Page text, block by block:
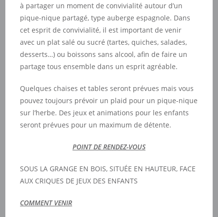
à partager un moment de convivialité autour d’un
pique-nique partagé, type auberge espagnole. Dans
cet esprit de convivialité, il est important de venir
avec un plat salé ou sucré (tartes, quiches, salades,
desserts…) ou boissons sans alcool, afin de faire un
partage tous ensemble dans un esprit agréable.
Quelques chaises et tables seront prévues mais vous
pouvez toujours prévoir un plaid pour un pique-nique
sur l’herbe. Des jeux et animations pour les enfants
seront prévues pour un maximum de détente.
POINT DE RENDEZ-VOUS
SOUS LA GRANGE EN BOIS, SITUÉE EN HAUTEUR, FACE
AUX CRIQUES DE JEUX DES ENFANTS
COMMENT VENIR